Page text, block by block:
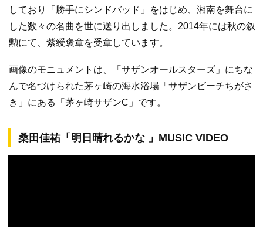
しており「勝手にシンドバッド」をはじめ、湘南を舞台に
した数々の名曲を世に送り出しました。2014年には秋の叙
勲にて、紫綬褒章を受章しています。
画像のモニュメントは、「サザンオールスターズ」にちな
んで名づけられた茅ヶ崎の海水浴場「サザンビーチちがさ
き」にある「茅ヶ崎サザンC」です。
桑田佳祐「明日晴れるかな 」MUSIC VIDEO